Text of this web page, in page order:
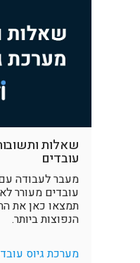
שאלות
עובדים
מעבר לעבודה
עובדים מעורר
תמצאו כאן את
הנפוצות ביותר.
מערכת גיוס